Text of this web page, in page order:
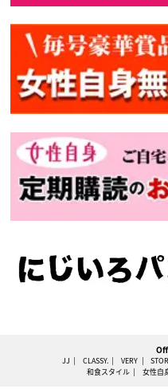
JJ CLASSY. VERY
和食スタイル
女性自